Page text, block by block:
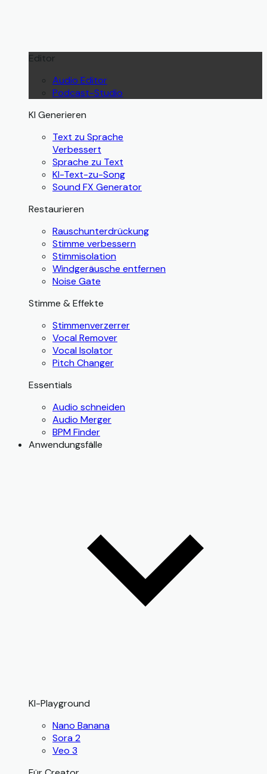
Editor
Audio Editor
Podcast-Studio
KI Generieren
Text zu Sprache
Verbessert
Sprache zu Text
KI-Text-zu-Song
Sound FX Generator
Restaurieren
Rauschunterdrückung
Stimme verbessern
Stimmisolation
Windgeräusche entfernen
Noise Gate
Stimme & Effekte
Stimmenverzerrer
Vocal Remover
Vocal Isolator
Pitch Changer
Essentials
Audio schneiden
Audio Merger
BPM Finder
Anwendungsfälle
KI-Playground
Nano Banana
Sora 2
Veo 3